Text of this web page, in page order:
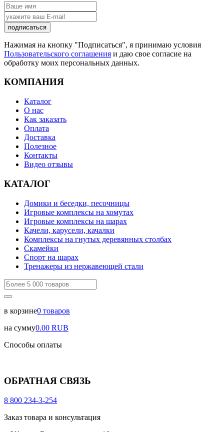
подписаться
Нажимая на кнопку "Подписаться", я принимаю условия
Пользовательского соглашения и даю свое согласие на
обработку моих персональных данных.
КОМПАНИЯ
Каталог
О нас
Как заказать
Оплата
Доставка
Полезное
Контакты
Видео отзывы
КАТАЛОГ
Домики и беседки, песочницы
Игровые комплексы на хомутах
Игровые комплексы на шарах
Качели, карусели, качалки
Комплексы на гнутых деревянных столбах
Скамейки
Спорт на шарах
Тренажеры из нержавеющей стали
в корзине0 товаров
на сумму0.00 RUB
Способы оплаты
ОБРАТНАЯ СВЯЗЬ
8 800 234-3-254
Заказ товара и консультация